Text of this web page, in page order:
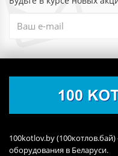
100kotlov.by
оборудования в Беларуси.